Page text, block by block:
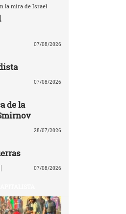
la mira de Israel
07/08/2026
07/08/2026
de la
28/07/2026
| 07/08/2026